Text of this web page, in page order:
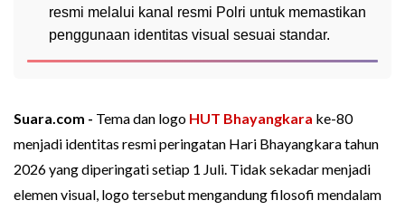
resmi melalui kanal resmi Polri untuk memastikan
penggunaan identitas visual sesuai standar.
Suara.com - Tema dan logo HUT Bhayangkara ke-80
menjadi identitas resmi peringatan Hari Bhayangkara tahun
2026 yang diperingati setiap 1 Juli. Tidak sekadar menjadi
elemen visual, logo tersebut mengandung filosofi mendalam